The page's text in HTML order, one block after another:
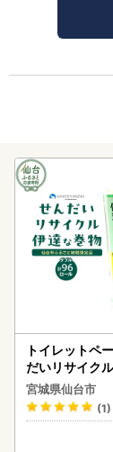
トイレットペ
だいリサイク
6ロール｜トイ
宮城県仙台市
(1)